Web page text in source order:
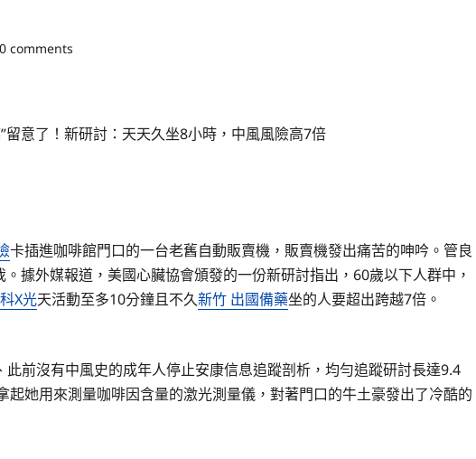
0 comments
留意了！新研討：天天久坐8小時，中風風險高7倍
卡插進咖啡館門口的一台老舊自動販賣機，販賣機發出痛苦的呻吟。管良
據外媒報道，美國心臟協會頒發的一份新研討指出，60歲以下人群中，
X光天活動至多10分鐘且不久新竹 出國備藥坐的人要超出跨越7倍。
沒有中風史的成年人停止安康信息追蹤剖析，均勻追蹤研討長達9.4
她用來測量咖啡因含量的激光測量儀，對著門口的牛土豪發出了冷酷的